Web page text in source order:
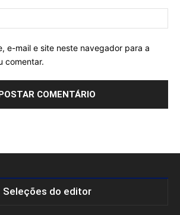
e-mail e site neste navegador para a
comentar.
Seleções do editor